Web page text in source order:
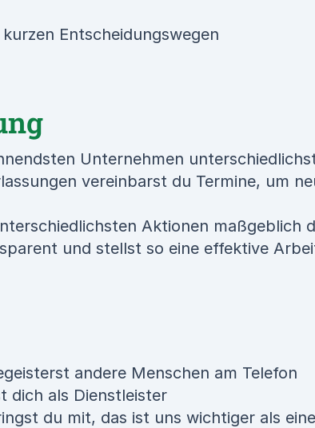
Entscheidungswegen
Unternehmen
vereinbarst du Termine, um
Aktionen maßgeblich
und stellst so eine effektive
andere Menschen am Telefon
dich als Dienstleister
du mit, das ist uns wichtiger als